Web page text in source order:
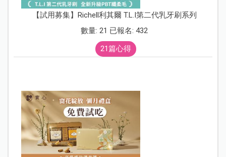
【試用募集】Richell利其爾 T.L.I第二代乳牙刷系列
數量: 21 已報名: 432
21篇心得